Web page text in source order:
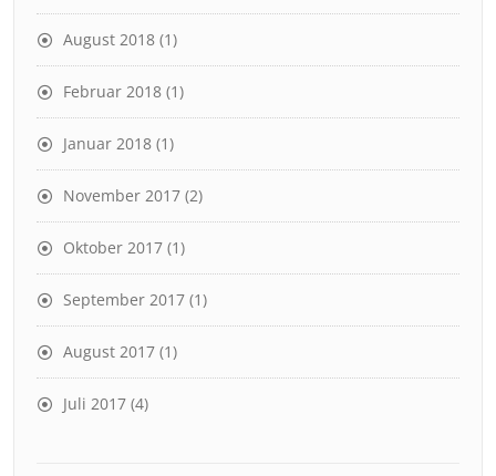
August 2018 (1)
Februar 2018 (1)
Januar 2018 (1)
November 2017 (2)
Oktober 2017 (1)
September 2017 (1)
August 2017 (1)
Juli 2017 (4)